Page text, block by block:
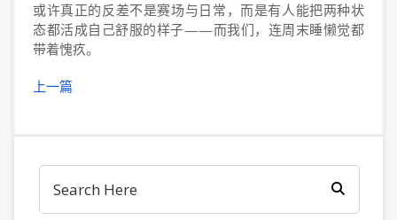
或许真正的反差不是赛场与日常，而是有人能把两种状
态都活成自己舒服的样子——而我们，连周末睡懒觉都
带着愧疚。
上一篇